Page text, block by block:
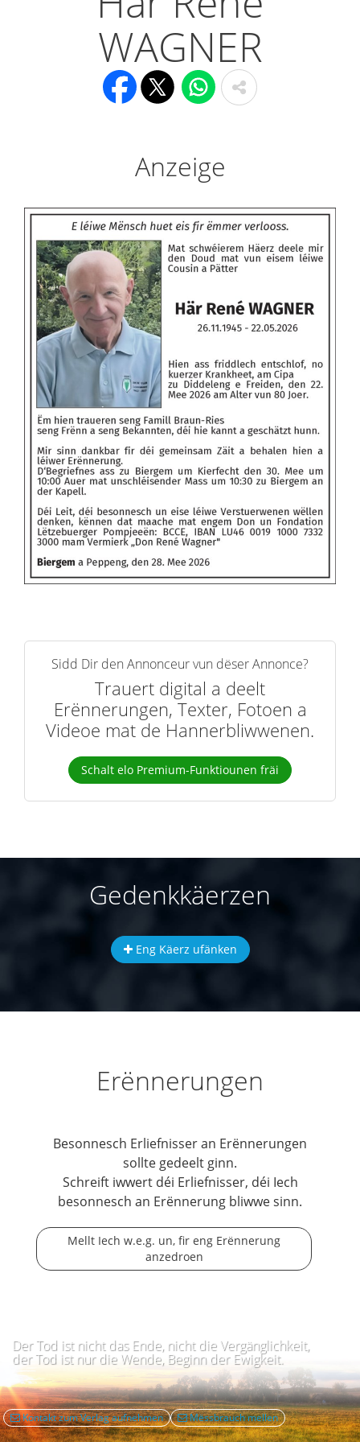
WAGNER
Anzeige
Sidd Dir den Annonceur vun dëser Annonce?
Trauert digital a deelt
Erënnerungen, Texter, Fotoen a
Videoe mat de Hannerbliwwenen.
Schalt elo Premium-Funktiounen fräi
Gedenkkäerzen
Eng Käerz ufänken
Erënnerungen
Besonnesch Erliefnisser an Erënnerungen
sollte gedeelt ginn.
Schreift iwwert déi Erliefnisser, déi Iech
besonnesch an Erënnerung bliwwe sinn.
Mellt Iech w.e.g. un, fir eng Erënnerung
anzedroen
Der Tod ist nicht das Ende, nicht die Vergänglichkeit,
der Tod ist nur die Wende, Beginn der Ewigkeit.
Kontakt zum Verlag aufnehmen Mëssbrauch mellen